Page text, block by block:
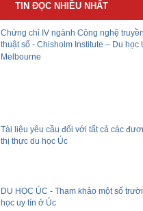
TIN ĐỌC NHIỀU NHẤT
Chứng chỉ IV ngành Công nghệ
thuật số - Chisholm Institute – Du học
Melbourne
Tài liệu yêu cầu đối với tất cả các
thị thực du học Úc
DU HỌC ÚC - Tham khảo một số
học uy tín ở Úc